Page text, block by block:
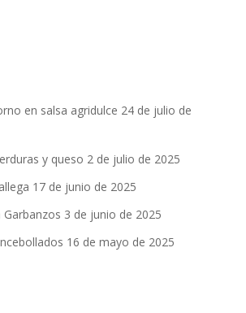
en salsa agridulce 24 de julio de
y queso 2 de julio de 2025
17 de junio de 2025
3 de junio de 2025
16 de mayo de 2025